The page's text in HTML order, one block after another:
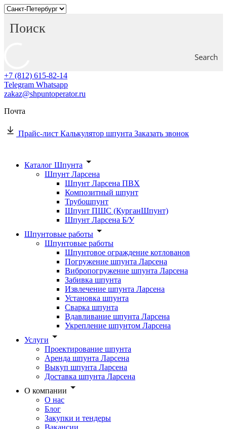
Search
+7 (812) 615-82-14
Telegram Whatsapp
zakaz@shpuntoperator.ru
Почта
Прайс-лист Калькулятор шпунта Заказать звонок
Каталог Шпунта
Шпунт Ларсена
Шпунт Ларсена ПВХ
Композитный шпунт
Трубошпунт
Шпунт ПШС (КурганШпунт)
Шпунт Ларсена Б/У
Шпунтовые работы
Шпунтовые работы
Шпунтовое ограждение котлованов
Погружение шпунта Ларсена
Вибропогружение шпунта Ларсена
Забивка шпунта
Извлечение шпунта Ларсена
Установка шпунта
Сварка шпунта
Вдавливание шпунта Ларсена
Укрепление шпунтом Ларсена
Услуги
Проектирование шпунта
Аренда шпунта Ларсена
Выкуп шпунта Ларсена
Доставка шпунта Ларсена
О компании
О нас
Блог
Закупки и тендеры
Вакансии